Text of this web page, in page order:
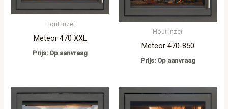
Hout Inzet
Meteor 470 XXL
Prijs: Op aanvraag
Hout Inzet
Meteor 470-850
Prijs: Op aanvraag